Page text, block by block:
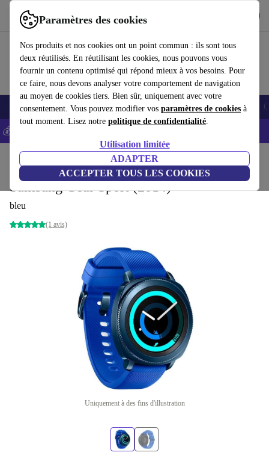
Paramètres des cookies
Nos produits et nos cookies ont un point commun : ils sont tous
deux réutilisés. En réutilisant les cookies, nous pouvons vous
fournir un contenu optimisé qui répond mieux à vos besoins. Pour
ce faire, nous devons analyser votre comportement de navigation
au moyen de cookies tiers. Bien sûr, uniquement avec votre
consentement. Vous pouvez modifier vos paramètres de cookies à
tout moment. Lisez notre politique de confidentialité.
Utilisation limitée
ADAPTER
ACCEPTER TOUS LES COOKIES
Utilisez refurbed rapidement et facilement
Smartphones Laptops Tablettes Montres connectées Accessoires
💰-5% EXTRA sur les iPhones – Code: IPHONEDEAL -
Montres connectées
Samsung Gear Sport (2014)
bleu
(1 avis)
Uniquement à des fins d'illustration